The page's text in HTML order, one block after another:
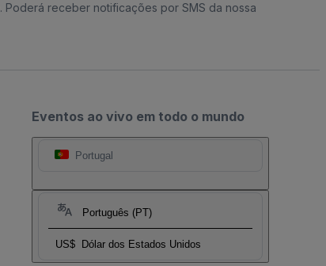
. Poderá receber notificações por SMS da nossa
Eventos ao vivo em todo o mundo
Portugal
Português (PT)
US$ Dólar dos Estados Unidos